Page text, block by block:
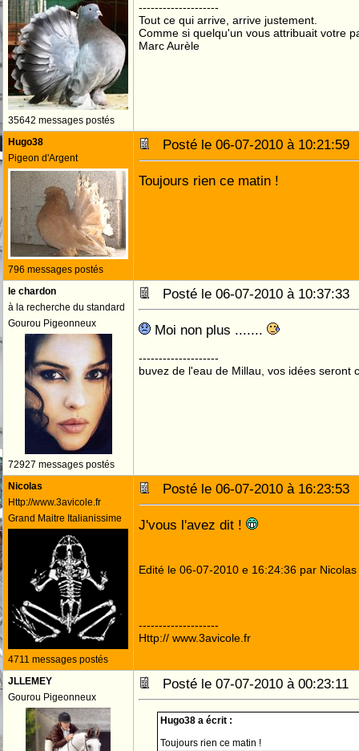
35642 messages postés
--------------------
Tout ce qui arrive, arrive justement.
Comme si quelqu'un vous attribuait votre
Marc Aurèle
Hugo38
Pigeon d'Argent
796 messages postés
Posté le 06-07-2010 à
Toujours rien ce matin !
le chardon
à la recherche du standard
Gourou Pigeonneux
72927 messages postés
Posté le 06-07-2010 à
Moi non plus .......
--------------------
buvez de l'eau de Millau, vos idées seront
Nicolas
Http://www.3avicole.fr
Grand Maitre Italianissime
4711 messages postés
Posté le 06-07-2010 à
J'vous l'avez dit !
Edité le 06-07-2010 e 16:24:36 par Nicolas
--------------------
Http:// www.3avicole.fr
JLLEMEY
Gourou Pigeonneux
Posté le 07-07-2010 à
Hugo38 a écrit :
Toujours rien ce matin !